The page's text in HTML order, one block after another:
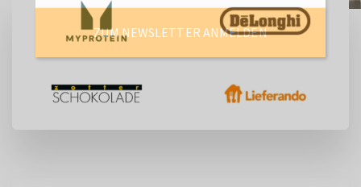
ZUM NEWSLETTER ANMELDEN